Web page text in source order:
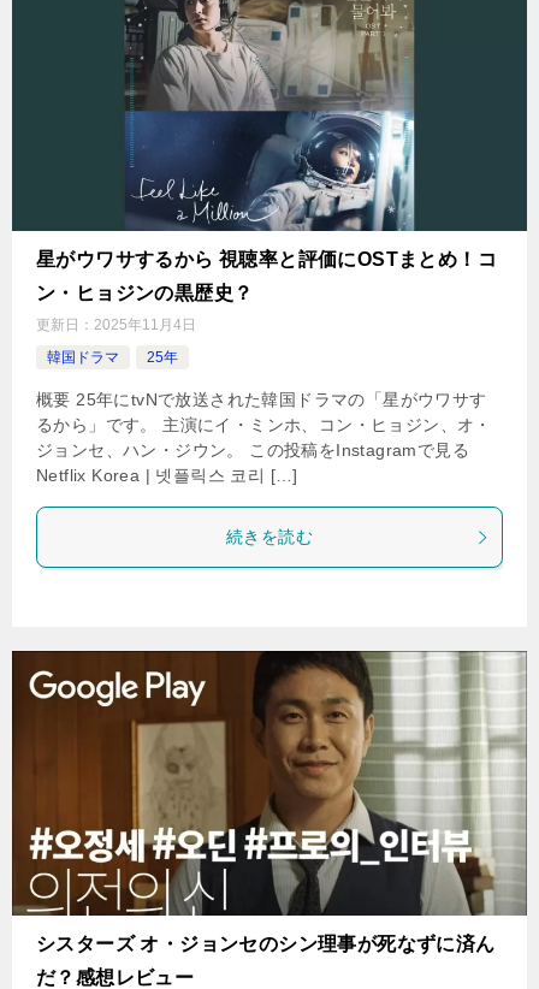
星がウワサするから 視聴率と評価にOSTまとめ！コ
ン・ヒョジンの黒歴史？
更新日： 2025年11月4日
韓国ドラマ
25年
概要 25年にtvNで放送された韓国ドラマの「星がウワサす
るから」です。 主演にイ・ミンホ、コン・ヒョジン、オ・
ジョンセ、ハン・ジウン。 この投稿をInstagramで見る
Netflix Korea | 넷플릭스 코리 […]
続きを読む
シスターズ オ・ジョンセのシン理事が死なずに済ん
だ？感想レビュー